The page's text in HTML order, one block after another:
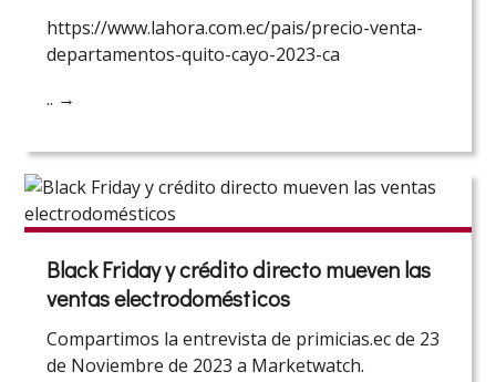
https://www.lahora.com.ec/pais/precio-venta-
departamentos-quito-cayo-2023-ca
.. →
Black Friday y crédito directo mueven las
ventas electrodomésticos
Compartimos la entrevista de primicias.ec de 23
de Noviembre de 2023 a Marketwatch.